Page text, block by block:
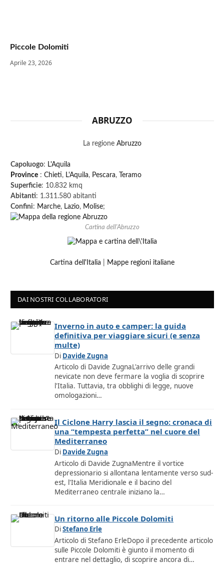
Piccole Dolomiti
Aprile 23, 2026
ABRUZZO
La regione Abruzzo
Capoluogo: L'Aquila
Province : Chieti, L'Aquila, Pescara,
Teramo
Superficie: 10.832 kmq
Abitanti: 1.311.580 abitanti
Confini: Marche, Lazio, Molise;
Cartina dell'Abruzzo
Cartina dell'Italia Mappe regioni italiane
DAI NOSTRI COLLABORATORI
Inverno in auto e camper: la guida
definitiva per viaggiare sicuri (e senza
multe)
Di Davide Zugna
Articolo di Davide ZugnaL'arrivo delle grandi
nevicate non deve fermare la voglia di scoprire
l'Italia. Tuttavia, tra obblighi di legge, nuove
omologazioni…
Il Ciclone Harry lascia il segno: cronaca di
una “tempesta perfetta” nel cuore del
Mediterraneo
Di Davide Zugna
Articolo di Davide ZugnaMentre il vortice
depressionario si allontana lentamente verso sud-
est, l'Italia Meridionale e il bacino del
Mediterraneo centrale iniziano la…
Un ritorno alle Piccole Dolomiti
DiStefano Erle
Articolo di Stefano ErleDopo il precedente articolo
sulle Piccole Dolomiti è giunto il momento di
entrare nel dettaglio, di scoprire ancora di…